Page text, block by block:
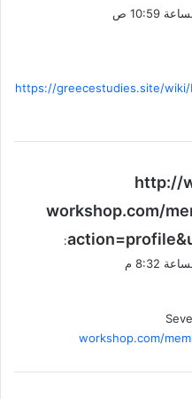
https://greecestudies.site/wiki/
http://
workshop.com/
:
workshop.com/